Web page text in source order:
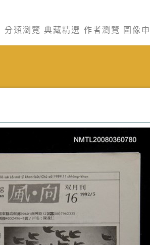
分類瀏覽 典藏精選 作者瀏覽 圖像